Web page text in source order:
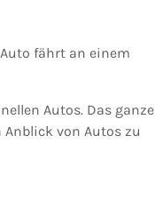
fährt an einem
Autos. Das ganze
von Autos zu